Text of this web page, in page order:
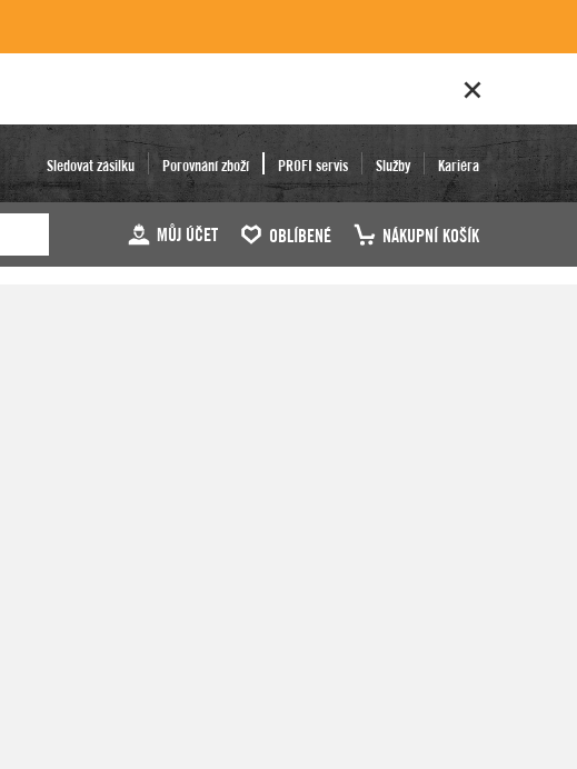
Sledovat zásilku Porovnání zboží PROFI servis Služby Kariéra
MŮJ ÚČET OBLÍBENÉ NÁKUPNÍ KOŠÍK